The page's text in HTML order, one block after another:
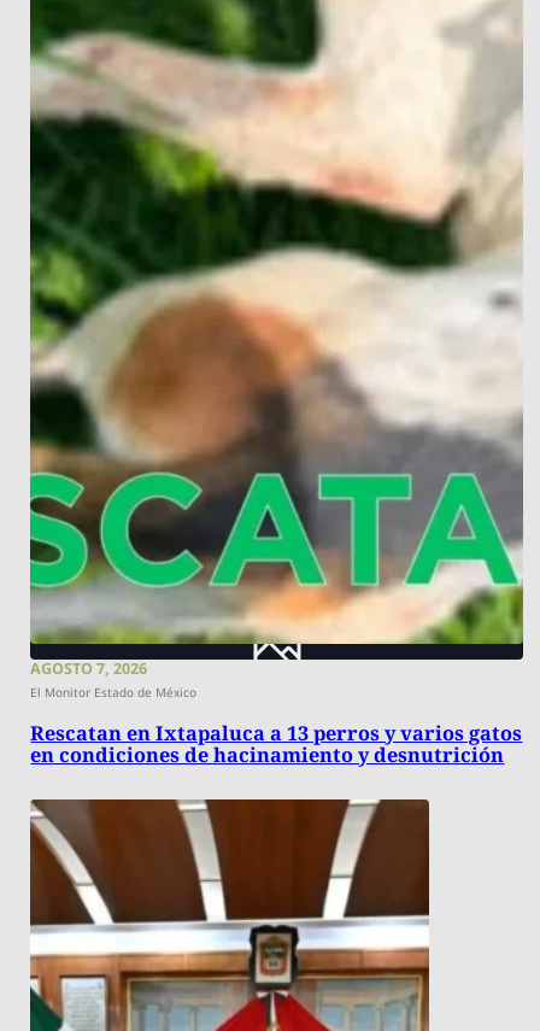
AGOSTO 7, 2026
El Monitor Estado de México
Rescatan en Ixtapaluca a 13 perros y varios gatos
en condiciones de hacinamiento y desnutrición